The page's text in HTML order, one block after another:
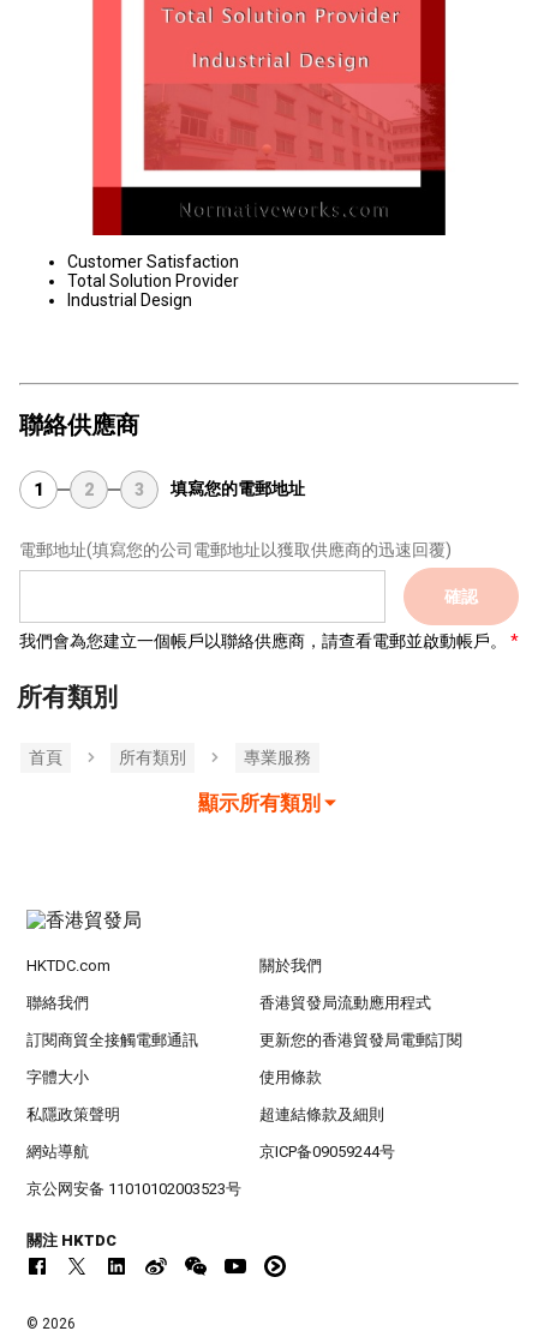
Customer Satisfaction
Total Solution Provider
Industrial Design
聯絡供應商
1 2 3 填寫您的電郵地址
電郵地址(填寫您的公司電郵地址以獲取供應商的迅速回覆)
確認
我們會為您建立一個帳戶以聯絡供應商，請查看電郵並啟動帳戶。
所有類別
首頁 所有類別 專業服務
顯示所有類別
HKTDC.com 關於我們
聯絡我們 香港貿發局流動應用程式
訂閱商貿全接觸電郵通訊 更新您的香港貿發局電郵訂閱
字體大小 使用條款
私隱政策聲明 超連結條款及細則
網站導航 京ICP备09059244号
京公网安备 11010102003523号
關注 HKTDC
© 2026